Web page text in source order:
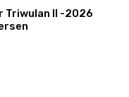
Triwulan II -2026